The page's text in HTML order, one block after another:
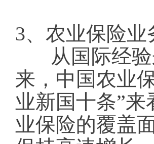
3、农业保险业
从国际经
来，中国农业
业新国十条”
业保险的覆盖